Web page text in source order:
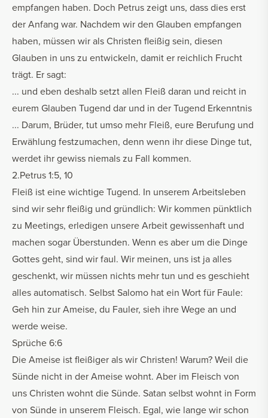
empfangen haben. Doch Petrus zeigt uns, dass dies erst
der Anfang war. Nachdem wir den Glauben empfangen
haben, müssen wir als Christen fleißig sein, diesen
Glauben in uns zu entwickeln, damit er reichlich Frucht
trägt. Er sagt:
... und eben deshalb setzt allen Fleiß daran und reicht in
eurem Glauben Tugend dar und in der Tugend Erkenntnis
... Darum, Brüder, tut umso mehr Fleiß, eure Berufung und
Erwählung festzumachen, denn wenn ihr diese Dinge tut,
werdet ihr gewiss niemals zu Fall kommen.
2.Petrus 1:5, 10
Fleiß ist eine wichtige Tugend. In unserem Arbeitsleben
sind wir sehr fleißig und gründlich: Wir kommen pünktlich
zu Meetings, erledigen unsere Arbeit gewissenhaft und
machen sogar Überstunden. Wenn es aber um die Dinge
Gottes geht, sind wir faul. Wir meinen, uns ist ja alles
geschenkt, wir müssen nichts mehr tun und es geschieht
alles automatisch. Selbst Salomo hat ein Wort für Faule:
Geh hin zur Ameise, du Fauler, sieh ihre Wege an und
werde weise.
Sprüche 6:6
Die Ameise ist fleißiger als wir Christen! Warum? Weil die
Sünde nicht in der Ameise wohnt. Aber im Fleisch von
uns Christen wohnt die Sünde. Satan selbst wohnt in Form
von Sünde in unserem Fleisch. Egal, wie lange wir schon